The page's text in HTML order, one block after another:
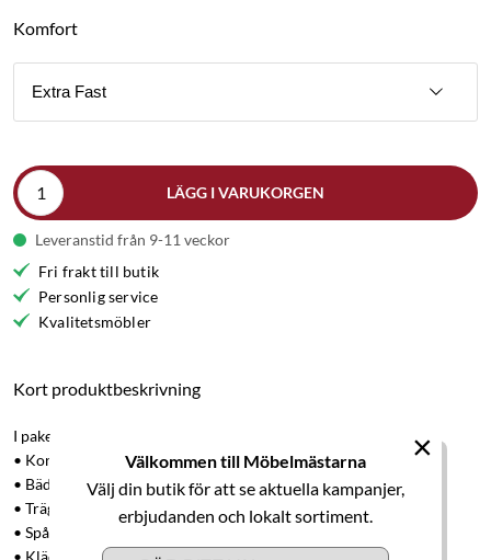
Välkommen till Möbelmästarna
Välj din butik för att se aktuella kampanjer,
erbjudanden och lokalt sortiment.
×
Komfort
Extra Fast
LÄGG I VARUKORGEN
Leveranstid från 9-11 veckor
Fri frakt till butik
Personlig service
Kvalitetsmöbler
Kort produktbeskrivning
I paketet ingår:
• Kontinentalsäng Hilding Family Lyx 140x200 cm.
• Bäddmadrass Lyx, höjd 9 cm.
• Trägavel rökt ask, höjd 90 cm
• Spårat runt konat, rökt ask, höjd 18 cm